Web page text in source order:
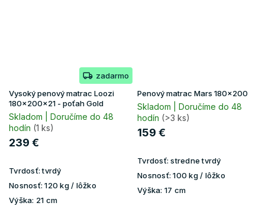
zadarmo
Vysoký penový matrac Loozi
180x200x21 - poťah Gold
Skladom | Doručíme do 48
hodín (1 ks)
239 €
Tvrdosť:tvrdý
Nosnosť: 120 kg / lôžko
Výška: 21 cm
Penový matrac Mars 180x200
Skladom | Doručíme do 48
hodín (>3 ks)
159 €
Tvrdosť: stredne tvrdý
Nosnosť: 100 kg / lôžko
Výška: 17 cm